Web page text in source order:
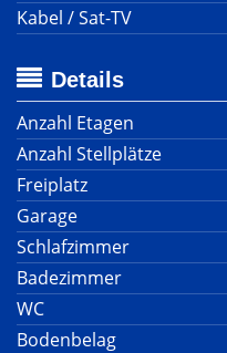
Kabel / Sat-TV
Details
Anzahl Etagen
Anzahl Stellplätze
Freiplatz
Garage
Schlafzimmer
Badezimmer
WC
Bodenbelag